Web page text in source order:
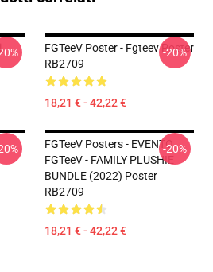
FGTeeV Poster - Fgteev Poster
RB2709
18,21 € - 42,22 €
-20%
FGTeeV Posters - EVENTO
FGTeeV - FAMILY PLUSHIE
BUNDLE (2022) Poster
RB2709
18,21 € - 42,22 €
-20%